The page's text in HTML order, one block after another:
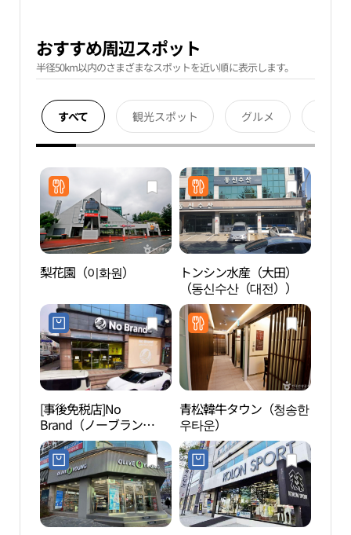
おすすめ周辺スポット
半径50km以内のさまざまなスポットを近い順に表示します。
すべて 観光スポット グルメ
梨花園（이화원）
トンシン水産（大田）
（동신수산（대전））
[事後免税店]No
Brand（ノーブラン
ド）・テジョンノウン
（大田老隠）店(노브랜
드 대전노은점)
青松韓牛タウン（청송한
우타운）